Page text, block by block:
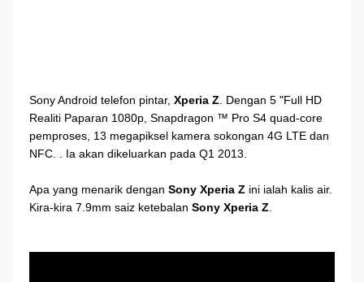
SonyAndroid telefon pintar, Xperia Z Dengan 5 "Full HD
Realiti Paparan 1080p Snapdragon ™ Pro S4 quad-core
pemproses , 13 megapiksel kamera sokongan 4G LTE dan
NFC.
Ia akan dikeluarkan pada Q1 2013.
Apa yang menarik dengan Sony Xperia Z ini ialah kalis air.
Kira-kira 7.9mm saiz ketebalan Sony Xperia Z